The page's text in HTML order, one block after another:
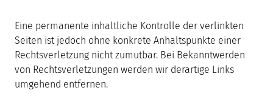
Eine permanente inhaltliche Kontrolle der verlinkten
Seiten ist jedoch ohne konkrete Anhaltspunkte einer
Rechtsverletzung nicht zumutbar. Bei Bekanntwerden
von Rechtsverletzungen werden wir derartige Links
umgehend entfernen.